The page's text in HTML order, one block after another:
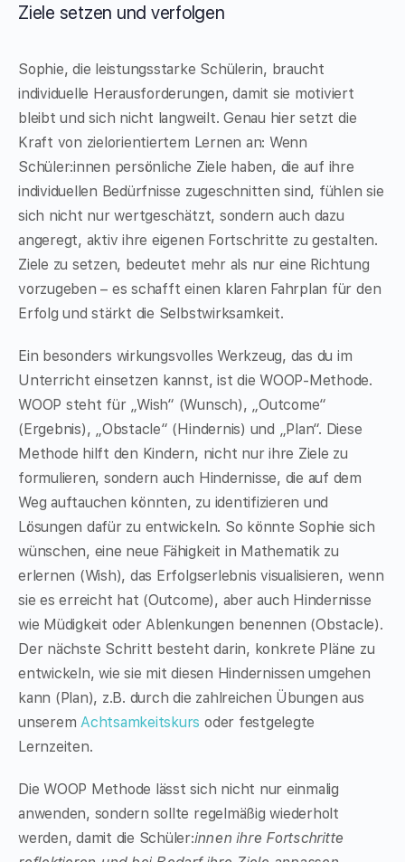
Ziele setzen und verfolgen
Sophie, die leistungsstarke Schülerin, braucht
individuelle Herausforderungen, damit sie motiviert
bleibt und sich nicht langweilt. Genau hier setzt die
Kraft von zielorientiertem Lernen an: Wenn
Schüler:innen persönliche Ziele haben, die auf ihre
individuellen Bedürfnisse zugeschnitten sind, fühlen sie
sich nicht nur wertgeschätzt, sondern auch dazu
angeregt, aktiv ihre eigenen Fortschritte zu gestalten.
Ziele zu setzen, bedeutet mehr als nur eine Richtung
vorzugeben – es schafft einen klaren Fahrplan für den
Erfolg und stärkt die Selbstwirksamkeit.
Ein besonders wirkungsvolles Werkzeug, das du im
Unterricht einsetzen kannst, ist die WOOP-Methode.
WOOP steht für „Wish“ (Wunsch), „Outcome“
(Ergebnis), „Obstacle“ (Hindernis) und „Plan“. Diese
Methode hilft den Kindern, nicht nur ihre Ziele zu
formulieren, sondern auch Hindernisse, die auf dem
Weg auftauchen könnten, zu identifizieren und
Lösungen dafür zu entwickeln. So könnte Sophie sich
wünschen, eine neue Fähigkeit in Mathematik zu
erlernen (Wish), das Erfolgserlebnis visualisieren, wenn
sie es erreicht hat (Outcome), aber auch Hindernisse
wie Müdigkeit oder Ablenkungen benennen (Obstacle).
Der nächste Schritt besteht darin, konkrete Pläne zu
entwickeln, wie sie mit diesen Hindernissen umgehen
kann (Plan), z.B. durch die zahlreichen Übungen aus
unseremAchtsamkeitskurs oder festgelegte
Lernzeiten.
Die WOOP Methode lässt sich nicht nur einmalig
anwenden, sondern sollte regelmäßig wiederholt
werden, damit die Schüler:innen ihre Fortschritte